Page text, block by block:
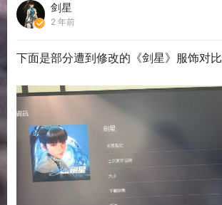
剑星
2 年前
下面是部分遭到修改的《剑星》服饰对比